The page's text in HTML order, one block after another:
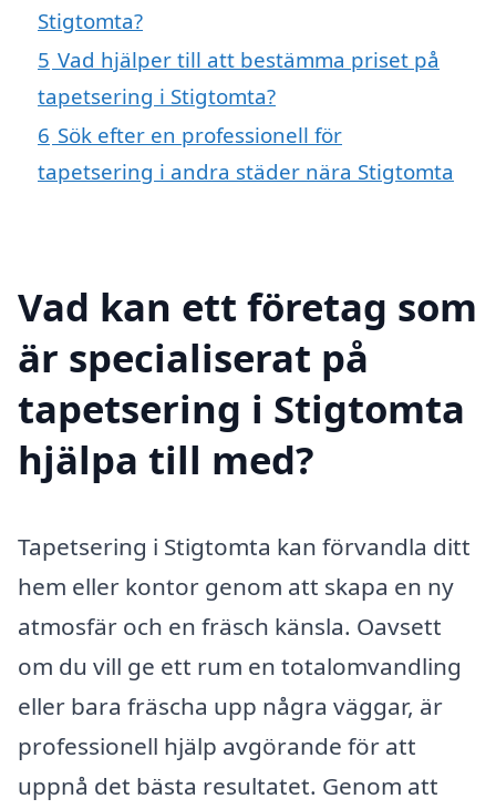
Stigtomta?
5 Vad hjälper till att bestämma priset på
tapetsering i Stigtomta?
6 Sök efter en professionell för
tapetsering i andra städer nära Stigtomta
Vad kan ett företag som
är specialiserat på
tapetsering i Stigtomta
hjälpa till med?
Tapetsering i Stigtomta kan förvandla ditt
hem eller kontor genom att skapa en ny
atmosfär och en fräsch känsla. Oavsett
om du vill ge ett rum en totalomvandling
eller bara fräscha upp några väggar, är
professionell hjälp avgörande för att
uppnå det bästa resultatet. Genom att